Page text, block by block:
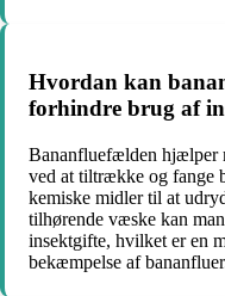
Hvordan kan
forhindre brug af
Bananfluefælden hjælper
ved at tiltrække og fange
kemiske midler til at
tilhørende væske kan
insektgifte, hvilket er en
bekæmpelse af